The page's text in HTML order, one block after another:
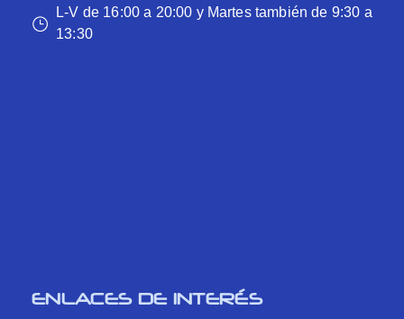
L-V de 16:00 a 20:00 y Martes también de 9:30 a
13:30
ENLACES DE INTERÉS